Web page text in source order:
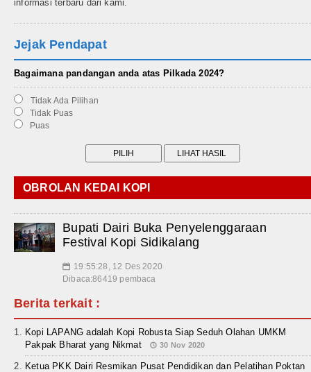
informasi terbaru dari kami.
Jejak Pendapat
Bagaimana pandangan anda atas Pilkada 2024?
Tidak Ada Pilihan
Tidak Puas
Puas
OBROLAN KEDAI KOPI
Bupati Dairi Buka Penyelenggaraan
Festival Kopi Sidikalang
📅 19:55:28, 12 Des 2020
Dibaca:86419 pembaca
Berita terkait :
Kopi LAPANG adalah Kopi Robusta Siap Seduh Olahan UMKM
Pakpak Bharat yang Nikmat
30 Nov 2020
Ketua PKK Dairi Resmikan Pusat Pendidikan dan Pelatihan Poktan